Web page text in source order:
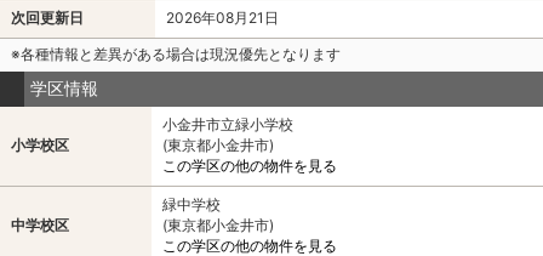
次回更新日
2026年08月21日
※各種情報と差異がある場合は現況優先となります
学区情報
小学校区
小金井市立緑小学校
(東京都小金井市)
この学区の他の物件を見る
中学校区
緑中学校
(東京都小金井市)
この学区の他の物件を見る